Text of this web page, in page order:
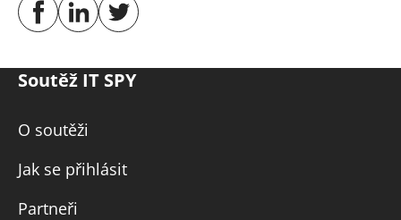
Soutěž IT SPY
O soutěži
Jak se přihlásit
Partneři